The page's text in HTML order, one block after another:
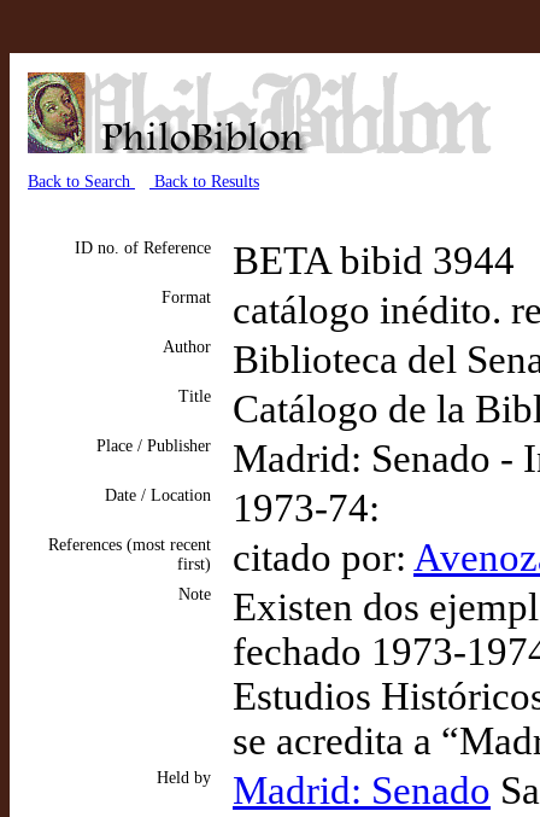
Back to Search Back to Results
ID no. of Reference BETA bibid 3944
Format catálogo inédito.
Author Biblioteca del
Title Catálogo de la
Place / Publisher Madrid: Senado -
Date / Location 1973-74:
References (most recent
first)
citado por:
Note
Existen dos
fechado 1973-
Estudios
se acredita a
Held by Madrid: Senado